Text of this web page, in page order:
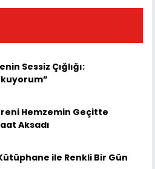
Sessiz Çığlığı:
Hemzemin Geçitte
Aksadı
ile Renkli Bir Gün